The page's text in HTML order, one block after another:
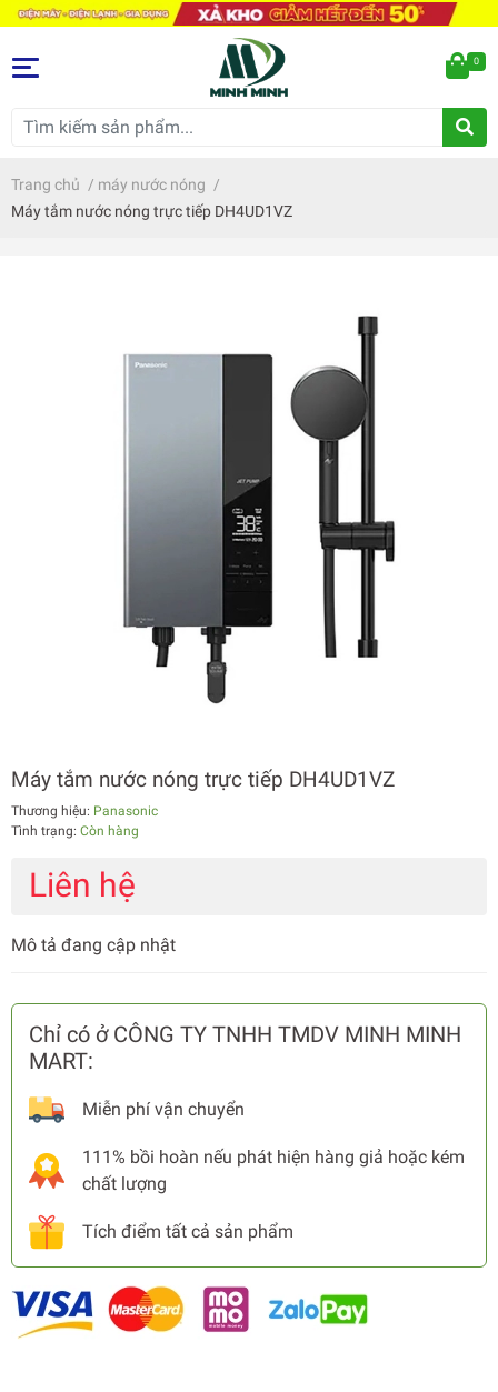
0
Trang chủ / máy nước nóng /
Máy tắm nước nóng trực tiếp DH4UD1VZ
Máy tắm nước nóng trực tiếp DH4UD1VZ
Thương hiệu: Panasonic
Tình trạng: Còn hàng
Liên hệ
Mô tả đang cập nhật
Chỉ có ở CÔNG TY TNHH TMDV MINH MINH
MART:
Miễn phí vận chuyển
111% bồi hoàn nếu phát hiện hàng giả hoặc kém
chất lượng
Tích điểm tất cả sản phẩm